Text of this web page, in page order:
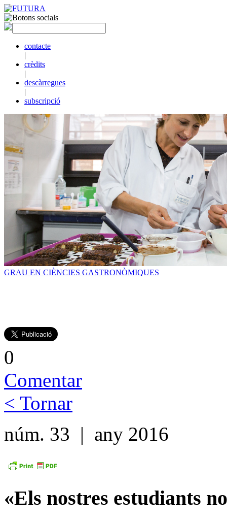
contacte
|
crèdits
|
descàrregues
|
subscripció
GRAU EN CIÈNCIES GASTRONÒMIQUES
0
Comentar
< Tornar
núm. 33 | any 2016
«Els nostres estudiants